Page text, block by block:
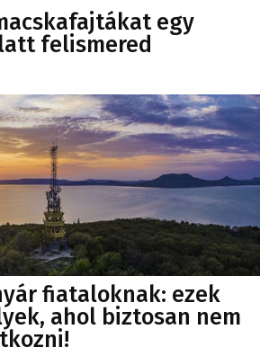
egy
felismered
fiataloknak: ezek
ahol biztosan nem